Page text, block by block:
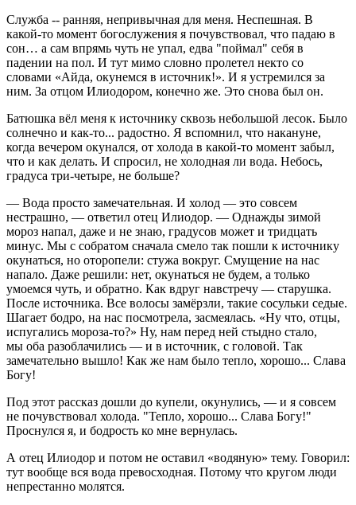
Служба -- ранняя, непривычная для меня. Неспешная. В
какой-то момент богослужения я почувствовал, что падаю в
сон… а сам впрямь чуть не упал, едва "поймал" себя в
падении на пол. И тут мимо словно пролетел некто со
словами «Айда, окунемся в источник!». И я устремился за
ним. За отцом Илиодором, конечно же. Это снова был он.
Батюшка вёл меня к источнику сквозь небольшой лесок. Было
солнечно и как-то... радостно. Я вспомнил, что накануне,
когда вечером окунался, от холода в какой-то момент забыл,
что и как делать. И спросил, не холодная ли вода. Небось,
градуса три-четыре, не больше?
— Вода просто замечательная. И холод — это совсем
нестрашно, — ответил отец Илиодор. — Однажды зимой
мороз напал, даже и не знаю, градусов может и тридцать
минус. Мы с собратом сначала смело так пошли к источнику
окунаться, но оторопели: стужа вокруг. Смущение на нас
напало. Даже решили: нет, окунаться не будем, а только
умоемся чуть, и обратно. Как вдруг навстречу — старушка.
После источника. Все волосы замёрзли, такие сосульки седые.
Шагает бодро, на нас посмотрела, засмеялась. «Ну что, отцы,
испугались мороза-то?» Ну, нам перед ней стыдно стало,
мы оба разоблачились — и в источник, с головой. Так
замечательно вышло! Как же нам было тепло, хорошо... Слава
Богу!
Под этот рассказ дошли до купели, окунулись, — и я совсем
не почувствовал холода. "Тепло, хорошо... Слава Богу!"
Проснулся я, и бодрость ко мне вернулась.
А отец Илиодор и потом не оставил «водяную» тему. Говорил:
тут вообще вся вода превосходная. Потому что кругом люди
непрестанно молятся.